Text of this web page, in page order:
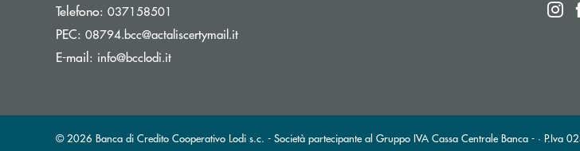
Telefono: 037158501
PEC: 08794.bcc@actaliscertymail.it(si apre l’app di posta elettronica)
E-mail: info@bcclodi.it(si apre l’app di posta elettronica)
© 2026 Banca di Credito Cooperativo Lodi s.c. - Società partecipante al Gruppo IVA Cassa Centrale Banca - · P.Iva